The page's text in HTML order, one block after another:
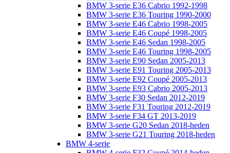
BMW 3-serie E36 Cabrio 1992-1998
BMW 3-serie E36 Touring 1990-2000
BMW 3-serie E46 Cabrio 1998-2005
BMW 3-serie E46 Coupé 1998-2005
BMW 3-serie E46 Sedan 1998-2005
BMW 3-serie E46 Touring 1998-2005
BMW 3-serie E90 Sedan 2005-2013
BMW 3-serie E91 Touring 2005-2013
BMW 3-serie E92 Coupé 2005-2013
BMW 3-serie E93 Cabrio 2005-2013
BMW 3-serie F30 Sedan 2012-2019
BMW 3-serie F31 Touring 2012-2019
BMW 3-serie F34 GT 2013-2019
BMW 3-serie G20 Sedan 2018-heden
BMW 3-serie G21 Touring 2018-heden
BMW 4-serie